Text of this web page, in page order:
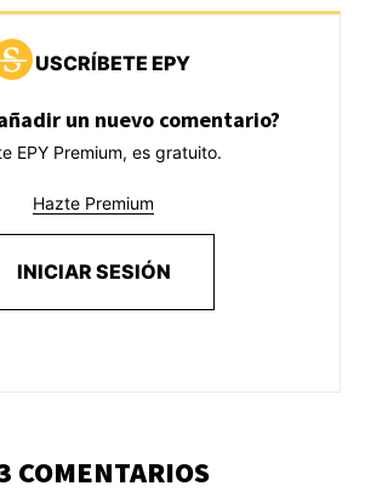
USCRÍBETE EPY
un nuevo comentario?
EPY Premium, es gratuito.
Hazte Premium
INICIAR SESIÓN
COMENTARIOS